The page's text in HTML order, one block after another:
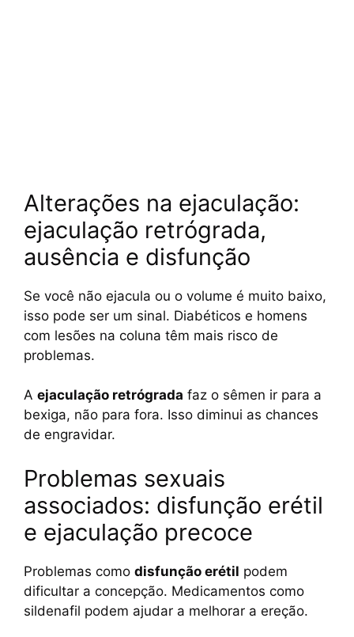
Alterações na ejaculação:
ejaculação retrógrada,
ausência e disfunção
Se você não ejacula ou o volume é muito baixo,
isso pode ser um sinal. Diabéticos e homens
com lesões na coluna têm mais risco de
problemas.
A ejaculação retrógrada faz o sêmen ir para a
bexiga, não para fora. Isso diminui as chances
de engravidar.
Problemas sexuais
associados: disfunção erétil
e ejaculação precoce
Problemas como disfunção erétil podem
dificultar a concepção. Medicamentos como
sildenafil podem ajudar a melhorar a ereção.